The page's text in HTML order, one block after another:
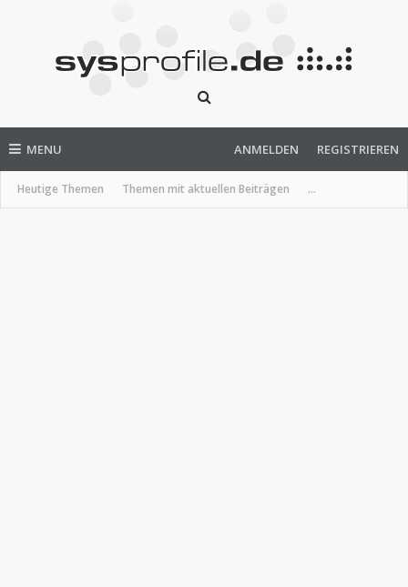
MENU
Heutige Themen Themen mit aktuellen Beiträgen ...
ANMELDEN REGISTRIEREN